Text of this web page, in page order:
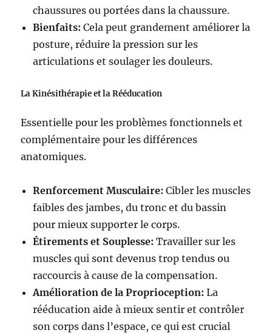
chaussures ou portées dans la chaussure.
Bienfaits: Cela peut grandement améliorer la
posture, réduire la pression sur les
articulations et soulager les douleurs.
La Kinésithérapie et la Rééducation
Essentielle pour les problèmes fonctionnels et
complémentaire pour les différences
anatomiques.
Renforcement Musculaire: Cibler les muscles
faibles des jambes, du tronc et du bassin
pour mieux supporter le corps.
Étirements et Souplesse: Travailler sur les
muscles qui sont devenus trop tendus ou
raccourcis à cause de la compensation.
Amélioration de la Proprioception: La
rééducation aide à mieux sentir et contrôler
son corps dans l’espace, ce qui est crucial